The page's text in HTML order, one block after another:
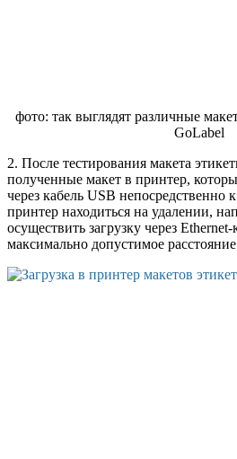
фото: так выглядят различные
GoLabel
2. После тестирования макета
полученные макет в принтер,
через кабель USB непосредственно
принтер находиться на удалении,
осуществить загрузку через
максимально допустимое